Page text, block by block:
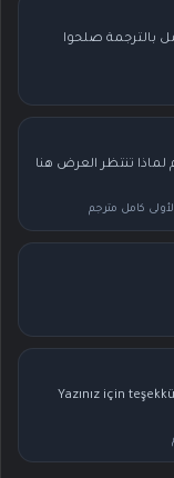
بالترجمة صلحوا
تنتظر العرض هنا
Yazınız için